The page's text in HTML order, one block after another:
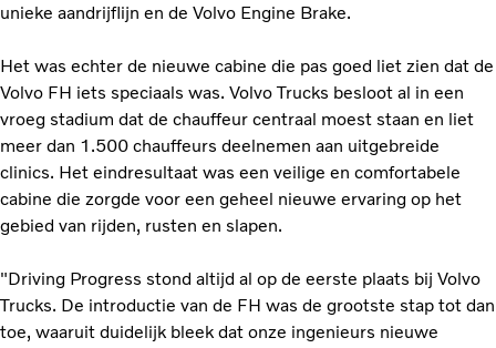
unieke aandrijflijn en de Volvo Engine Brake.
Het was echter de nieuwe cabine die pas goed liet zien dat de
Volvo FH iets speciaals was. Volvo Trucks besloot al in een
vroeg stadium dat de chauffeur centraal moest staan en liet
meer dan 1.500 chauffeurs deelnemen aan uitgebreide
clinics. Het eindresultaat was een veilige en comfortabele
cabine die zorgde voor een geheel nieuwe ervaring op het
gebied van rijden, rusten en slapen.
"Driving Progress stond altijd al op de eerste plaats bij Volvo
Trucks. De introductie van de FH was de grootste stap tot dan
toe, waaruit duidelijk bleek dat onze ingenieurs nieuwe